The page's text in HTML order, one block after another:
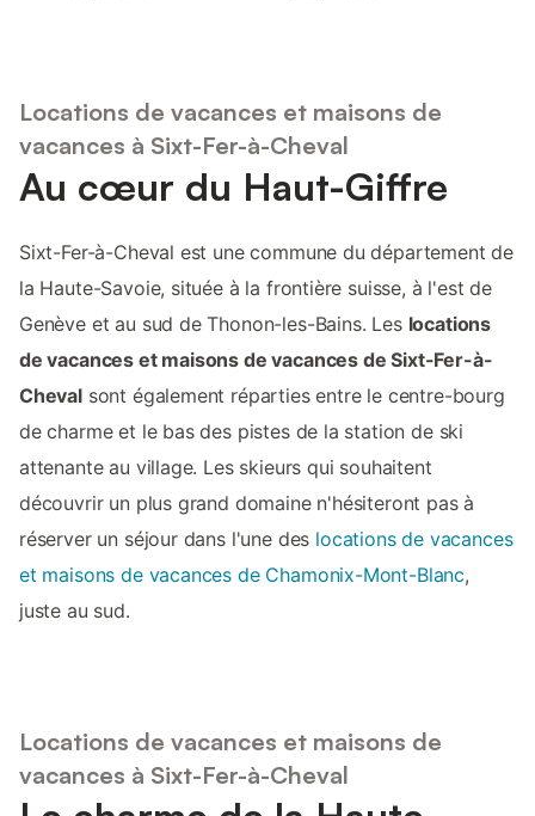
Locations de vacances et maisons de
vacances à Sixt-Fer-à-Cheval
Au cœur du Haut-Giffre
Sixt-Fer-à-Cheval est une commune du département de
la Haute-Savoie, située à la frontière suisse, à l'est de
Genève et au sud de Thonon-les-Bains. Les locations
de vacances et maisons de vacances de Sixt-Fer-à-
Chevalsont également réparties entre le centre-bourg
de charme et le bas des pistes de la station de ski
attenante au village. Les skieurs qui souhaitent
découvrir un plus grand domaine n'hésiteront pas à
réserver un séjour dans l'une des locations de vacances
et maisons de vacances de Chamonix-Mont-Blanc,
juste au sud.
Locations de vacances et maisons de
vacances à Sixt-Fer-à-Cheval